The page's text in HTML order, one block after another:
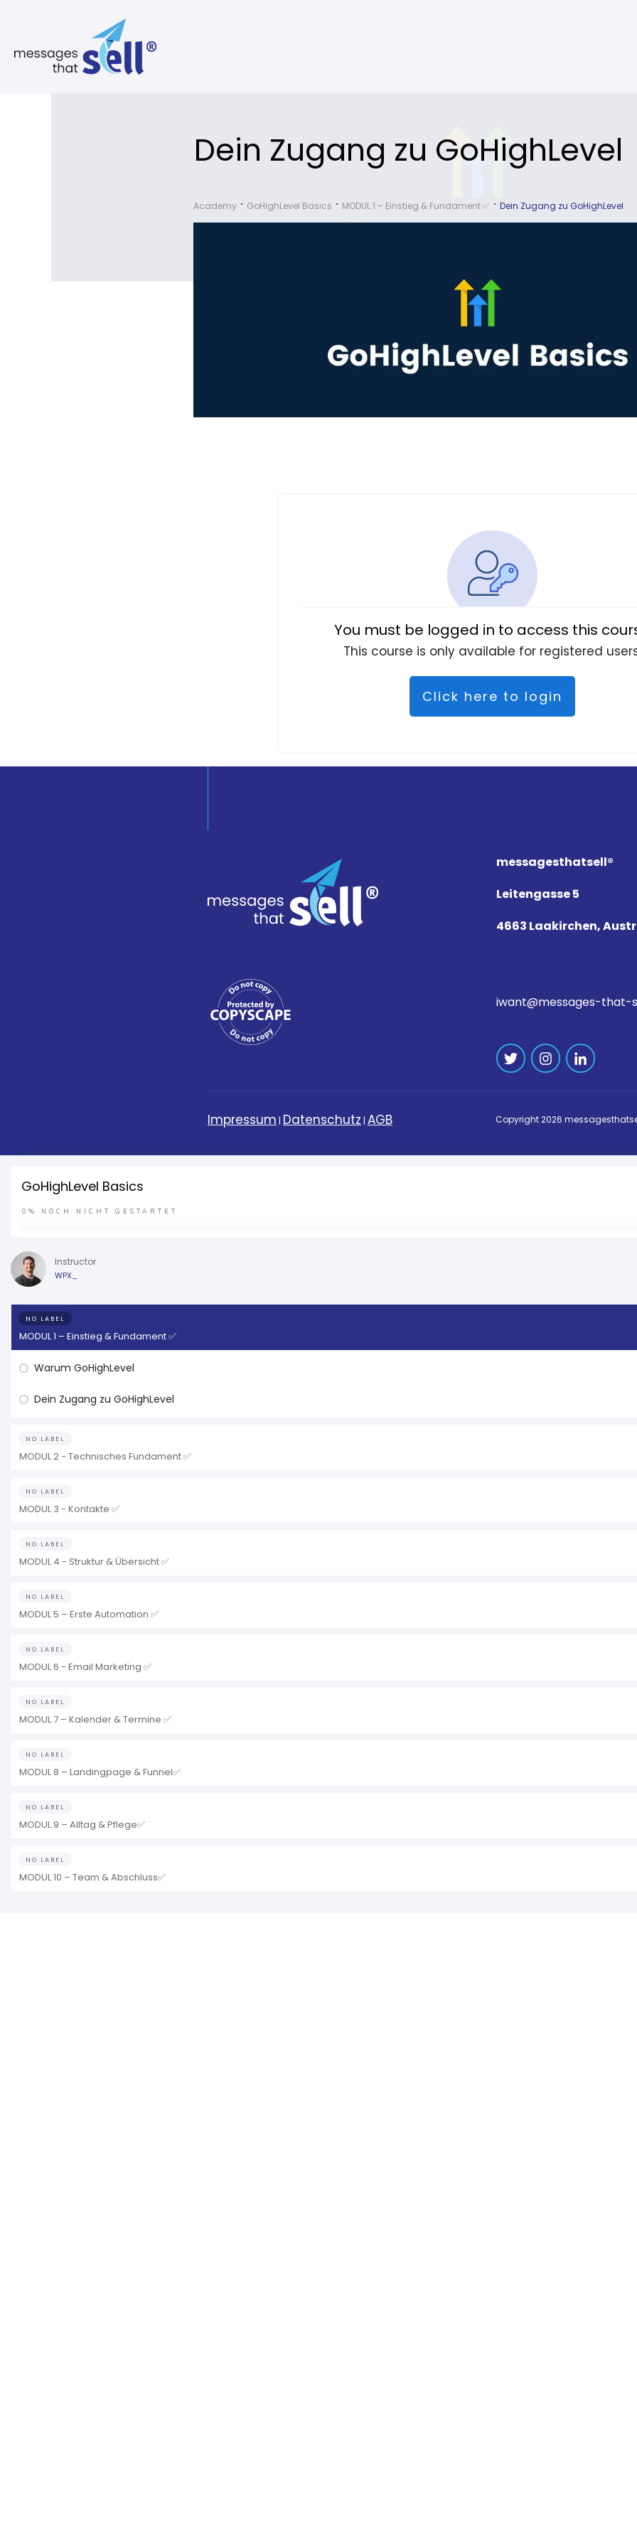
Dein Zugang zu GoHighLevel
Academy GoHighLevel Basics MODUL 1 – Einstieg & Fundament ✅ Dein Zugang zu GoHighLevel
You must be logged in to access this
This course is only available for registered
Click here to login
messagesthatsell®
Leitengasse 5
4663 Laakirchen,
iwant@messages-that-
Impressum | Datenschutz | AGB Copyright2026
GoHighLevel Basics
0% NOCH NICHT GESTARTET
Instructor
WPX_
NO LABEL
MODUL 1 – Einstieg & Fundament ✅
Warum GoHighLevel
Dein Zugang zu GoHighLevel
NO LABEL
MODUL 2 - Technisches Fundament ✅
NO LABEL
MODUL 3 - Kontakte ✅
NO LABEL
MODUL 4 - Struktur & Übersicht ✅
NO LABEL
MODUL 5 – Erste Automation ✅
NO LABEL
MODUL 6 - Email Marketing ✅
NO LABEL
MODUL 7 – Kalender & Termine ✅
NO LABEL
MODUL 8 – Landingpage & Funnel✅
NO LABEL
MODUL 9 – Alltag & Pflege✅
NO LABEL
MODUL 10 – Team & Abschluss✅